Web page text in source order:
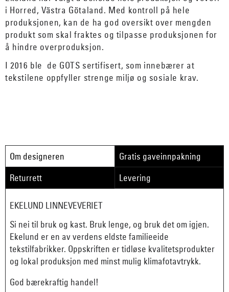
i Horred, Västra Götaland. Med kontroll på hele
produksjonen, kan de ha god oversikt over mengden
produkt som skal fraktes og tilpasse produksjonen for
å hindre overproduksjon.
I 2016 ble de GOTS sertifisert, som innebærer at
tekstilene oppfyller strenge miljø og sosiale krav.
Om designeren
Gratis gaveinnpakning
Returrett
Levering
EKELUND LINNEVEVERIET
Si nei til bruk og kast. Bruk lenge, og bruk det om igjen.
Ekelund er en av verdens eldste familieeide
tekstilfabrikker. Oppskriften er tidløse kvalitetsprodukter
og lokal produksjon med minst mulig klimafotavtrykk.
God bærekraftig handel!